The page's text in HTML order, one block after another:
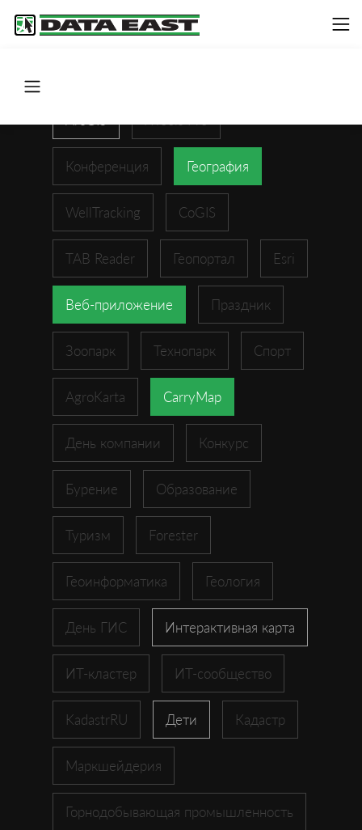
Конференция География
WellTracking CoGIS
TAB Reader Геопортал Esri
Веб-приложение Праздник
Зоопарк Технопарк Спорт
AgroKarta CarryMap
День компании Конкурс
Бурение Образование
Туризм Forester
Геоинформатика Геология
День ГИС Интерактивная карта
ИТ-кластер ИТ-сообщество
KadastrRU Дети Кадастр
Маркшейдерия
Горнодобывающая промышленность